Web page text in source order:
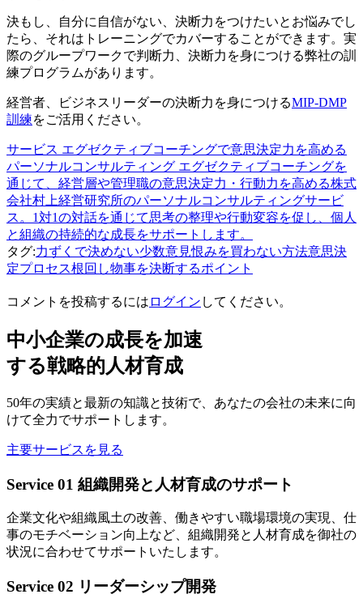
決もし、自分に自信がない、決断力をつけたいとお悩みでし
たら、それはトレーニングでカバーすることができます。実
際のグループワークで判断力、決断力を身につける弊社の訓
練プログラムがあります。
経営者、ビジネスリーダーの決断力を身につけるMIP-DMP
訓練をご活用ください。
サービス エグゼクティブコーチングで意思決定力を高める
パーソナルコンサルティング エグゼクティブコーチングを
通じて、経営層や管理職の意思決定力・行動力を高める株式
会社村上経営研究所のパーソナルコンサルティングサービ
ス。1対1の対話を通じて思考の整理や行動変容を促し、個人
と組織の持続的な成長をサポートします。
タグ:力ずくで決めない少数意見恨みを買わない方法意思決
定プロセス根回し物事を決断するポイント
コメントを投稿するには ログイン してください。
中小企業の成長を加速
する戦略的人材育成
50年の実績と最新の知識と技術で、あなたの会社の未来に向
けて全力でサポートします。
主要サービスを見る
Service 01 組織開発と人材育成のサポート
企業文化や組織風土の改善、働きやすい職場環境の実現、仕
事のモチベーション向上など、組織開発と人材育成を御社の
状況に合わせてサポートいたします。
Service 02 リーダーシップ開発